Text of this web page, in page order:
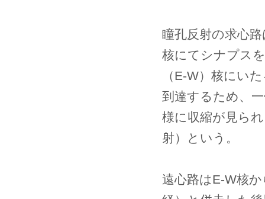
瞳孔反射の求心
核にてシナプス
（E-W）核にい
到達するため、
様に収縮が見ら
射）という。
遠心路はE-W核